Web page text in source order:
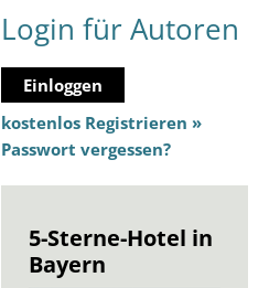
Login für Autoren
Einloggen
kostenlos Registrieren »
Passwort vergessen?
5-Sterne-Hotel in
Bayern